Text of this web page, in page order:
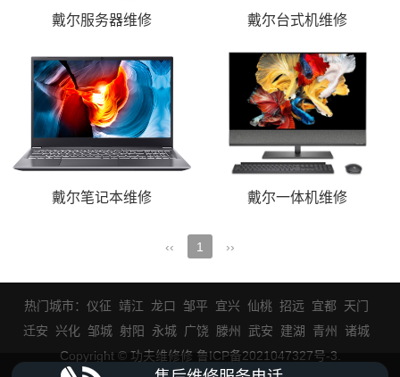
戴尔服务器维修 戴尔台式机维修
戴尔笔记本维修 戴尔一体机维修
‹‹ 1 ››
热门城市： 仪征 靖江 龙口 邹平 宜兴 仙桃 招远 宜都
天门
迁安
兴化 邹城 射阳 永城 广饶 滕州 武安 建湖 青州
诸城
Copyright © 功夫维修修 鲁ICP备2021047327号-3.